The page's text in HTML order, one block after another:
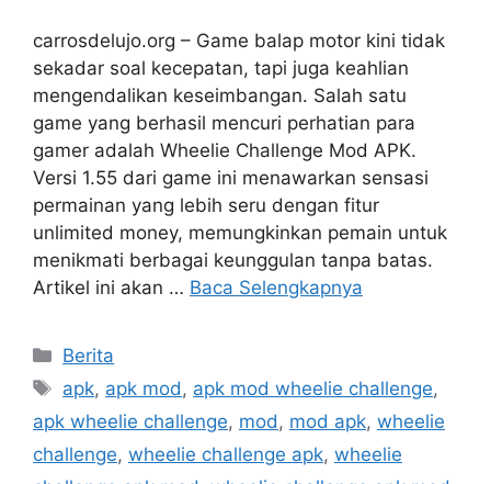
carrosdelujo.org – Game balap motor kini tidak
sekadar soal kecepatan, tapi juga keahlian
mengendalikan keseimbangan. Salah satu
game yang berhasil mencuri perhatian para
gamer adalah Wheelie Challenge Mod APK.
Versi 1.55 dari game ini menawarkan sensasi
permainan yang lebih seru dengan fitur
unlimited money, memungkinkan pemain untuk
menikmati berbagai keunggulan tanpa batas.
Artikel ini akan … Baca Selengkapnya
Kategori
Berita
Tag
apk, apk mod , apk mod wheelie challenge,
apk wheelie challenge, mod , mod apk, wheelie
challenge, wheelie challenge apk, wheelie